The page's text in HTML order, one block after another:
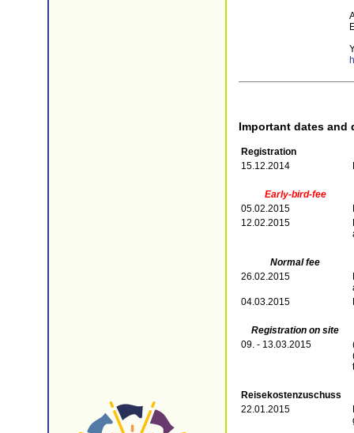
Important dates and
Registration
15.12.2014
Early-bird-fee
05.02.2015
12.02.2015
Normal fee
26.02.2015
04.03.2015
Registration on site
09. - 13.03.2015
Reisekostenzuschuss
22.01.2015